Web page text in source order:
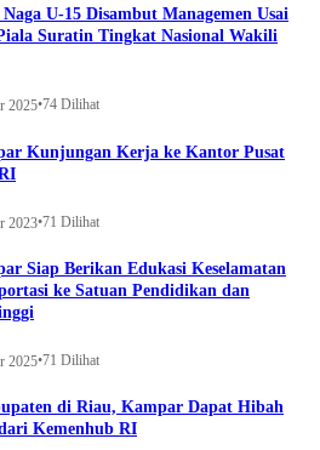
U-15 Disambut Managemen Usai
Suratin Tingkat Nasional Wakili
2025•74 Dilihat
Kunjungan Kerja ke Kantor Pusat
2023•71 Dilihat
Siap Berikan Edukasi Keselamatan
ke Satuan Pendidikan dan
2025•71 Dilihat
di Riau, Kampar Dapat Hibah
Kemenhub RI